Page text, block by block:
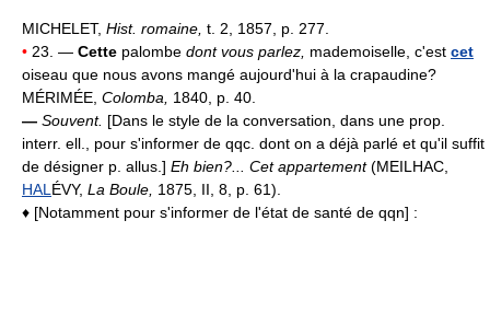
MICHELET, Hist. romaine, t. 2, 1857, p. 277.
• 23. — Cette palombe dont vous parlez, mademoiselle, c'est cet
oiseau que nous avons mangé aujourd'hui à la crapaudine?
MÉRIMÉE, Colomba, 1840, p. 40.
— Souvent. [Dans le style de la conversation, dans une prop.
interr. ell., pour s'informer de qqc. dont on a déjà parlé et qu'il suffit
de désigner p. allus.] Eh bien?... Cet appartement(MEILHAC,
HAL ÉVY, La Boule, 1875, II, 8, p. 61).
♦ [Notamment pour s'informer de l'état de santé de qqn] :